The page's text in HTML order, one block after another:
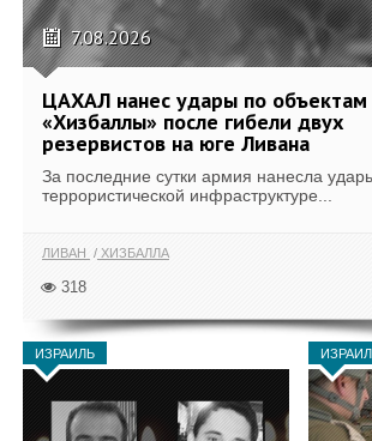
7.08.2026
ЦАХАЛ нанес удары по объектам
«Хизбаллы» после гибели двух
резервистов на юге Ливана
За последние сутки армия нанесла
террористической инфраструктуре...
ЛИВАН ХИЗБАЛЛА
318
ИЗРАИЛЬ